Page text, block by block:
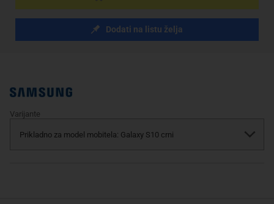
Dodati na listu želja
Varijante